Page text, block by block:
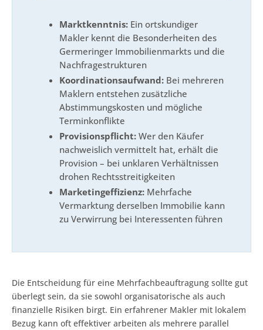
Marktkenntnis: Ein ortskundiger
Makler kennt die Besonderheiten des
Germeringer Immobilienmarkts und die
Nachfragestrukturen
Koordinationsaufwand: Bei mehreren
Maklern entstehen zusätzliche
Abstimmungskosten und mögliche
Terminkonflikte
Provisionspflicht:Wer den Käufer
nachweislich vermittelt hat, erhält die
Provision – bei unklaren Verhältnissen
drohen Rechtsstreitigkeiten
Marketingeffizienz: Mehrfache
Vermarktung derselben Immobilie kann
zu Verwirrung bei Interessenten führen
Die Entscheidung für eine Mehrfachbeauftragung sollte gut
überlegt sein, da sie sowohl organisatorische als auch
finanzielle Risiken birgt. Ein erfahrener Makler mit lokalem
Bezug kann oft effektiver arbeiten als mehrere parallel